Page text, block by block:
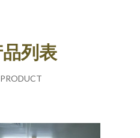
列表
PRODUCT